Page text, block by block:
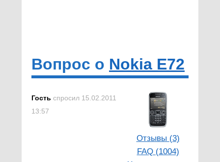
Вопрос о Nokia E72
Отзывы (3)
FAQ (1004)
Гость спросил 15.02.2011
13:57